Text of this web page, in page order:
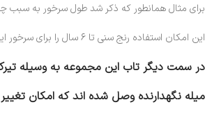
برای مثال همانطور که ذکر شد طول سرخور به سبب
این امکان استفاده رنج سنی تا ۶ سال را برای سرخور این مجموعه بازی فراهم کرده است.
در سمت دیگر تاب این مجموعه به وسیله
میله نگهدارنده وصل شده اند که امکان